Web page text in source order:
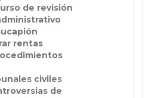
de revisión
rentas
civiles
de